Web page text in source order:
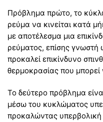
Πρόβλημα πρώτο, το
ρεύμα να κινείται κατά
με αποτέλεσμα μια
ρεύματος, επίσης
προκαλεί επικίνδυνο
θερμοκρασίας που
Το δεύτερο πρόβλημα
μέσω του κυκλώματος
προκαλώντας